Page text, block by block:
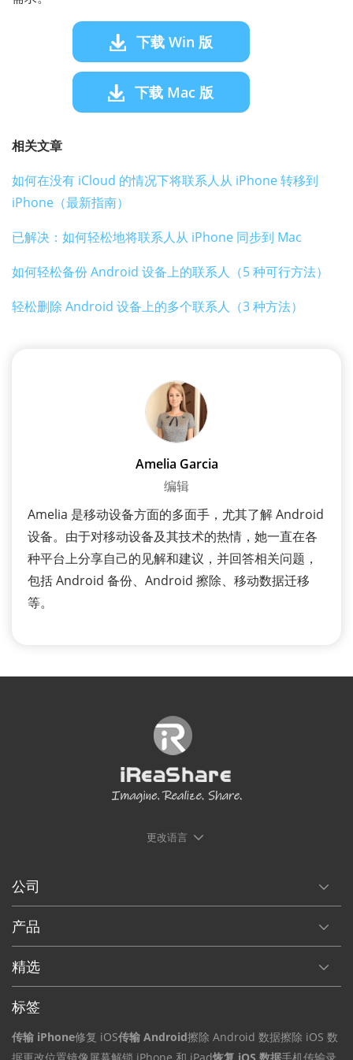
下载 Win 版
下载 Mac 版
相关文章
如何在没有 iCloud 的情况下将联系人从 iPhone 转移到
iPhone（最新指南）
已解决：如何轻松地将联系人从 iPhone 同步到 Mac
如何轻松备份 Android 设备上的联系人（5 种可行方法）
轻松删除 Android 设备上的多个联系人（3 种方法）
Amelia Garcia
编辑
Amelia 是移动设备方面的多面手，尤其了解 Android
设备。由于对移动设备及其技术的热情，她一直在各
种平台上分享自己的见解和建议，并回答相关问题，
包括 Android 备份、Android 擦除、移动数据迁移
等。
更改语言
公司
产品
精选
标签
传输 iPhone修复 iOS传输 Android擦除 Android 数据擦除 iOS 数
据更改位置镜像屏幕解锁 iPhone 和 iPad恢复 iOS 数据手机传输录